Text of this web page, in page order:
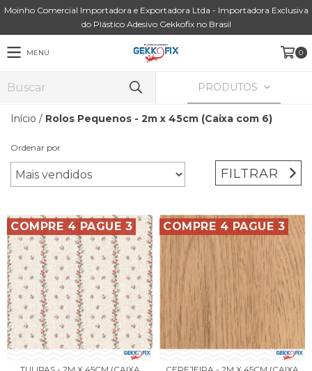
Moinho Comercial Importadora e Exportadora Ltda - Importadora Exclusiva
do Plástico Adesivo Gekkofix no Brasil
MENU 0
PRODUTOS
Início / Rolos Pequenos - 2m x 45cm (Caixa com 6)
Ordenar por
FILTRAR
COMPRE 4 PAGUE 3 COMPRE 4 PAGUE 3